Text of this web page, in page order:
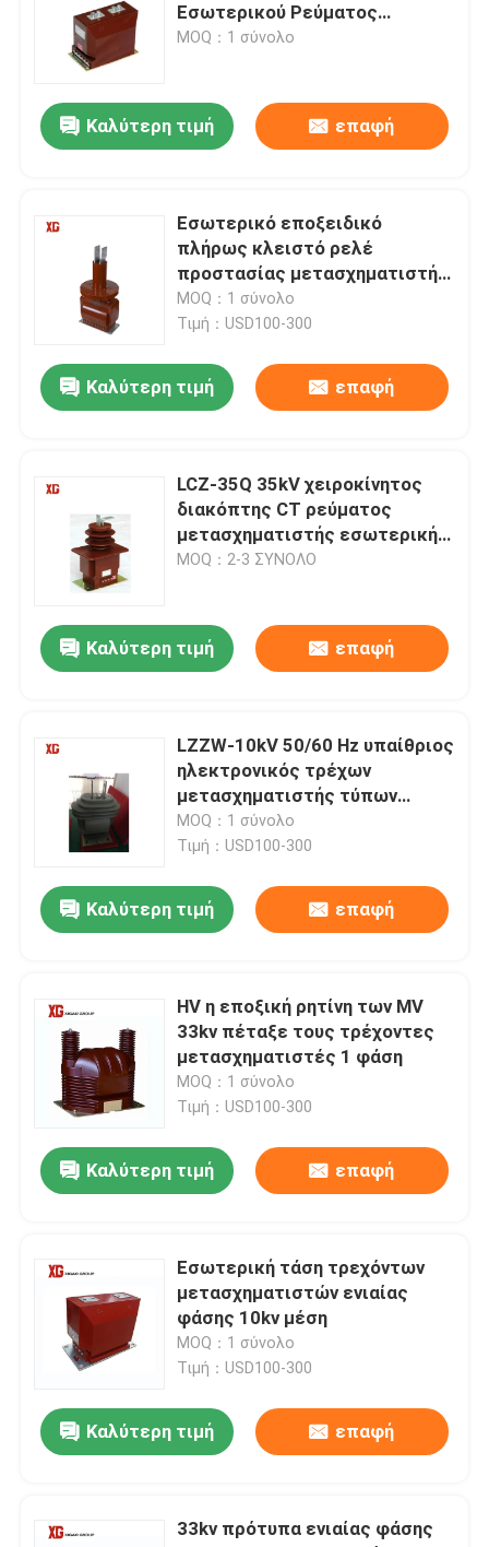
Προϊόντα
Περίπου εμείς
Γύρος εργοστασίων
Μας ελάτε σε επαφή με
Ζητήστε ένα απόσπασμα
Διακόπτης σπασιμάτων φορτίων αέρα
Μηχανισμός διανομής διανομής δύναμης
Η υψηλή τάση αποσυνδέει το διακόπτη
Κενός διακόπτης
Τρέχων μετασχηματιστής CT
Μετρώντας μονάδα CT PT
Καλύπτρα κύματος οξειδίων ψευδάργυρου
Εσωτερικού Ρεύματος
Μετασχηματιστής
MOQ：1 σύνολο
Καλύτερη τιμή επαφή
Εσωτερικό εποξειδικό
πλήρως κλειστό ρελέ
προστασίας μετασχηματιστή
ρεύματος LZZBJ4-35kV
MOQ：1 σύνολο
Τιμή：USD100-300
Καλύτερη τιμή επαφή
LCZ-35Q 35kV χειροκίνητος
διακόπτης CT ρεύματος
μετασχηματιστής εσωτερικής
μόνωσης
MOQ：2-3 ΣΥΝΟΛΟ
Καλύτερη τιμή επαφή
LZZW-10kV 50/60 Hz υπαίθριος
ηλεκτρονικός τρέχων
μετασχηματιστής τύπων
εποξικής ρητίνης πετώντας
MOQ：1 σύνολο
Τιμή：USD100-300
Καλύτερη τιμή επαφή
HV η εποξική ρητίνη των MV
33kv πέταξε τους τρέχοντες
μετασχηματιστές 1 φάση
MOQ：1 σύνολο
Τιμή：USD100-300
Καλύτερη τιμή επαφή
Εσωτερική τάση τρεχόντων
μετασχηματιστών ενιαίας
φάσης 10kv μέση
MOQ：1 σύνολο
Τιμή：USD100-300
Καλύτερη τιμή επαφή
33kv πρότυπα ενιαίας φάσης